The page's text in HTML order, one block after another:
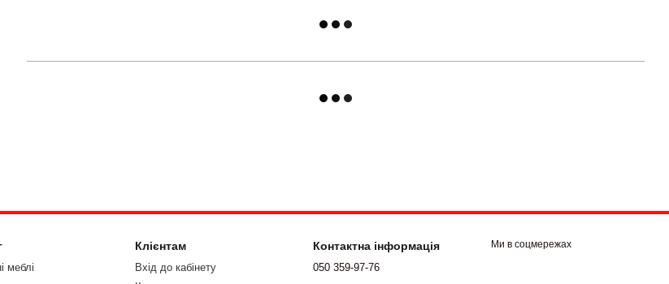
меблі
Клієнтам
Вхід до кабінету
Контактна інформація
050 359-97-76
Ми в соцмережах